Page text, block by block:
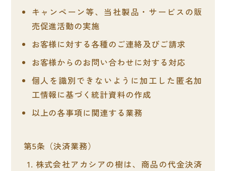
キャンペーン等、当社製品・サービスの販
売促進活動の実施
お客様に対する各種のご連絡及びご請求
お客様からのお問い合わせに対する対応
個人を識別できないように加工した匿名加
工情報に基づく統計資料の作成
以上の各事項に関連する業務
決済業務
株式会社アカシアの樹は、商品の代金決済